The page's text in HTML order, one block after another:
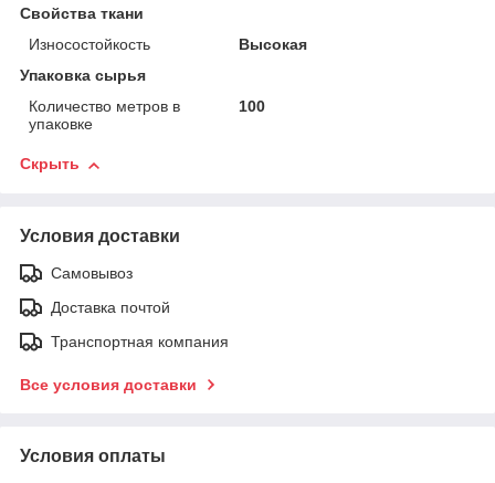
Свойства ткани
Износостойкость
Высокая
Упаковка сырья
Количество метров в
упаковке
100
Скрыть
Условия доставки
Самовывоз
Доставка почтой
Транспортная компания
Все условия доставки
Условия оплаты